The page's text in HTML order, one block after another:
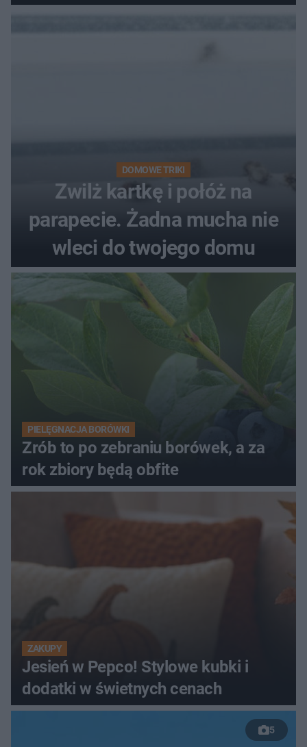
kobiety
DOMOWE TRIKI
Zwilż kartkę i połóż na
parapecie. Żadna mucha nie
wleci do twojego domu
PIELĘGNACJA BORÓWKI
Zrób to po zebraniu borówek, a za
rok zbiory będą obfite
ZAKUPY
Jesień w Pepco! Stylowe kubki i
dodatki w świetnych cenach
5